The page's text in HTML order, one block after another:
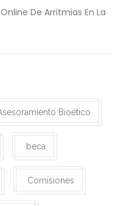
De Arritmias En La
Bioético
beca
Comisiones